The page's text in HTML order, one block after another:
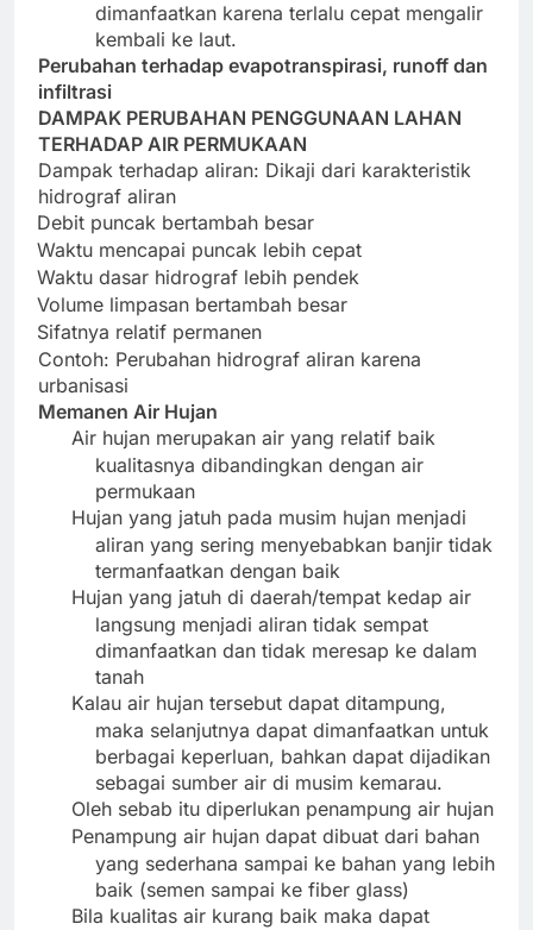
dimanfaatkan karena terlalu cepat mengalir
kembali ke laut.
Perubahan terhadap evapotranspirasi, runoff dan
infiltrasi
DAMPAK PERUBAHAN PENGGUNAAN LAHAN
TERHADAP AIR PERMUKAAN
Dampak terhadap aliran: Dikaji dari karakteristik
hidrograf aliran
Debit puncak bertambah besar
Waktu mencapai puncak lebih cepat
Waktu dasar hidrograf lebih pendek
Volume limpasan bertambah besar
Sifatnya relatif permanen
Contoh: Perubahan hidrograf aliran karena
urbanisasi
Memanen Air Hujan
Air hujan merupakan air yang relatif baik
kualitasnya dibandingkan dengan air
permukaan
Hujan yang jatuh pada musim hujan menjadi
aliran yang sering menyebabkan banjir tidak
termanfaatkan dengan baik
Hujan yang jatuh di daerah/tempat kedap air
langsung menjadi aliran tidak sempat
dimanfaatkan dan tidak meresap ke dalam
tanah
Kalau air hujan tersebut dapat ditampung,
maka selanjutnya dapat dimanfaatkan untuk
berbagai keperluan, bahkan dapat dijadikan
sebagai sumber air di musim kemarau.
Oleh sebab itu diperlukan penampung air hujan
Penampung air hujan dapat dibuat dari bahan
yang sederhana sampai ke bahan yang lebih
baik (semen sampai ke fiber glass)
Bila kualitas air kurang baik maka dapat